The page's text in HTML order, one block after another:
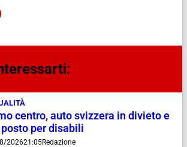
centro, auto svizzera in divieto e
per disabili
202621:05Redazione